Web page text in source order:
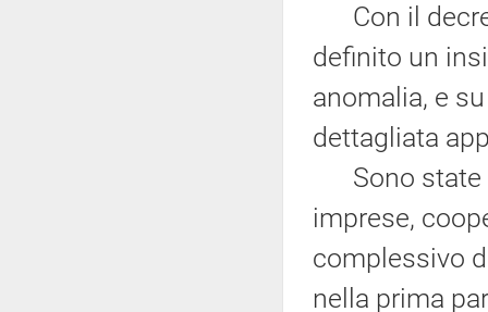
Con il
definito un
anomalia, e
dettagliata
Sono state
imprese,
complessivo
nella prima